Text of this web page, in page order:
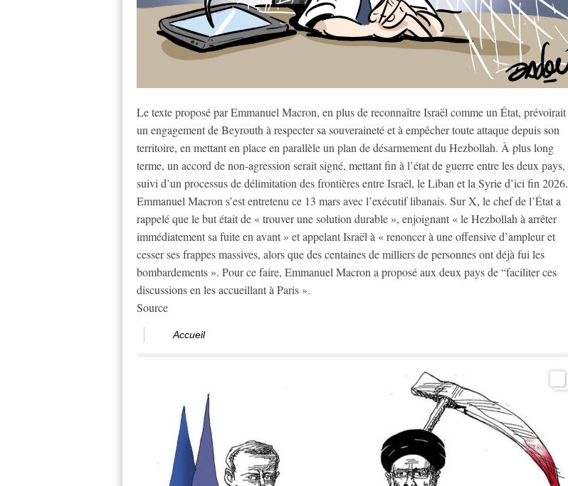
Le texte proposé par Emmanuel Macron, en plus de reconnaître Israël comme un État, prévoirait
un engagement de Beyrouth à respecter sa souveraineté et à empêcher toute attaque depuis son
territoire, en mettant en place en parallèle un plan de désarmement du Hezbollah. À plus long
terme, un accord de non-agression serait signé, mettant fin à l’état de guerre entre les deux pays,
suivi d’un processus de délimitation des frontières entre Israël, le Liban et la Syrie d’ici fin 2026.
Emmanuel Macron s’est entretenu ce 13 mars avec l’exécutif libanais. Sur X, le chef de l’État a
rappelé que le but était de « trouver une solution durable », enjoignant « le Hezbollah à arrêter
immédiatement sa fuite en avant » et appelant Israël à « renoncer à une offensive d’ampleur et
cesser ses frappes massives, alors que des centaines de milliers de personnes ont déjà fui les
bombardements ». Pour ce faire, Emmanuel Macron a proposé aux deux pays de “faciliter ces
discussions en les accueillant à Paris ».
Source
Accueil